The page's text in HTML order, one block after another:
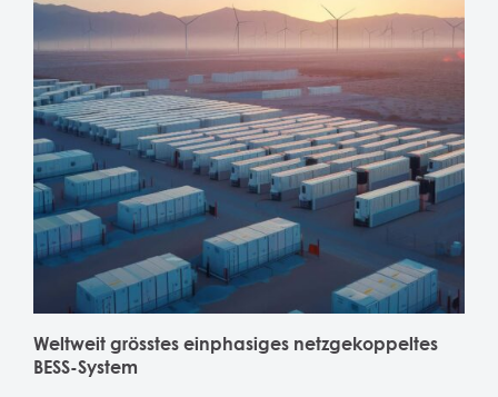
Weltweit grösstes einphasiges netzgekoppeltes
BESS-System